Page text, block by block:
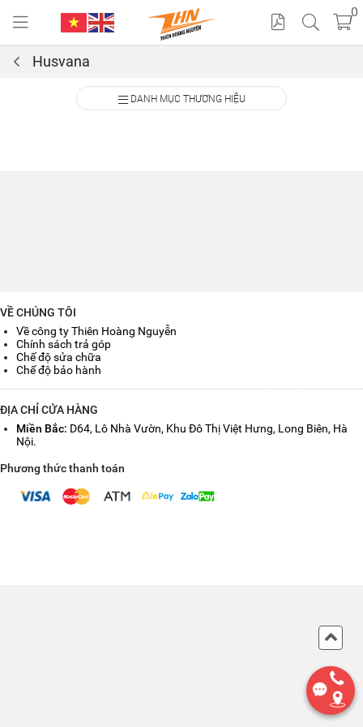
alo
0
Husvana
DANH MỤC THƯƠNG HIỆU
VỀ CHÚNG TÔI
Về công ty Thiên Hoàng Nguyễn
Chính sách trả góp
Chế độ sửa chữa
Chế độ bảo hành
ĐỊA CHỈ CỬA HÀNG
Miền Bắc: D64, Lô Nhà Vườn, Khu Đô Thị Việt Hưng, Long Biên, Hà
Nội.
Phương thức thanh toán
Back
to
Top